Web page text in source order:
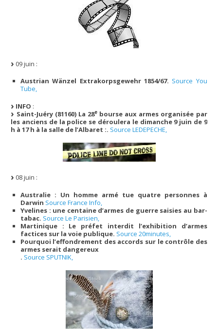
09 juin :
Austrian Wänzel Extrakorpsgewehr 1854/67. Source You
Tube,
INFO :
Saint-Juéry (81160) La 28ebourse aux armes organisée par
les anciens de la police se déroulera le dimanche 9 juin de 9
h à 17 h à la salle de l’Albaret :. Source LEDEPECHE,
08 juin :
Australie : Un homme armé tue quatre personnes à
Darwin Source France Info,
Yvelines : une centaine d’armes de guerre saisies au bar-
tabac. Source Le Parisien,
Martinique : Le préfet interdit l’exhibition d’armes
factices sur la voie publique. Source 20minutes,
Pourquoi l’effondrement des accords sur le contrôle des
armes serait dangereux
. Source SPUTNIK,